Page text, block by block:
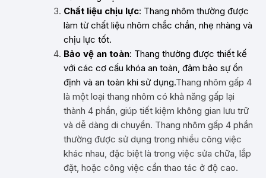
Chất liệu chịu lực: Thang nhôm thường được
làm từ chất liệu nhôm chắc chắn, nhẹ nhàng và
chịu lực tốt.
Bảo vệ an toàn: Thang thường được thiết kế
với các cơ cấu khóa an toàn, đảm bảo sự ổn
định và an toàn khi sử dụng.Thang nhôm gấp 4
là một loại thang nhôm có khả năng gấp lại
thành 4 phần, giúp tiết kiệm không gian lưu trữ
và dễ dàng di chuyển. Thang nhôm gấp 4 phần
thường được sử dụng trong nhiều công việc
khác nhau, đặc biệt là trong việc sửa chữa, lắp
đặt, hoặc công việc cần thao tác ở độ cao.